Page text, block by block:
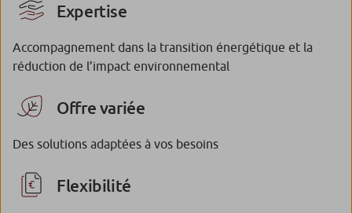
Expertise
Accompagnement dans la transition énergétique et la
réduction de l’impact environnemental
Offre variée
Des solutions adaptées à vos besoins
Flexibilité